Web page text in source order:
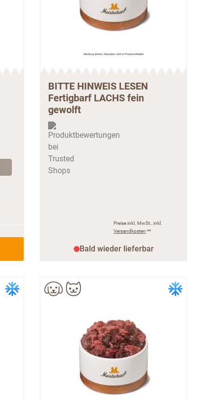
BITTE HINWEIS LESEN
Fertigbarf LACHS fein
gewolft
Preise inkl. MwSt., inkl.
Versandkosten **
Bald wieder lieferbar